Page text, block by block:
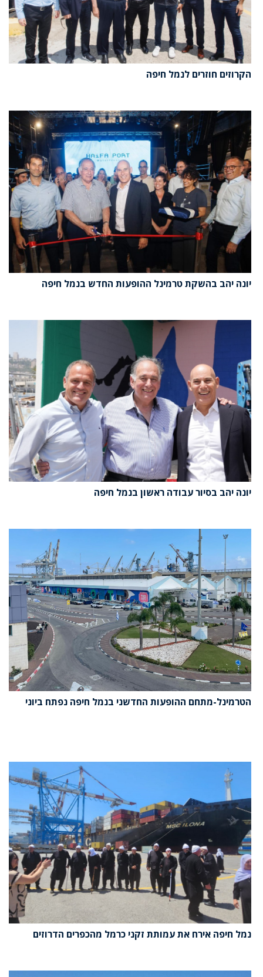
הקרוזים חוזרים לנמל חיפה
יונה יהב בהשקת טרמינל ההופעות החדש בנמל חיפה
יונה יהב בסיור עבודה ראשון בנמל חיפה
הטרמינל-מתחם ההופעות החדשני בנמל חיפה נפתח ביוני
נמל חיפה אירח את עמותת זקני כרמל מהכפרים הדרוזים